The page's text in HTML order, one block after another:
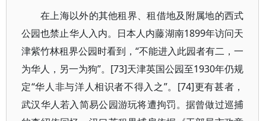
在上海以外的其他租界、租借地及附属地的西式
公园也禁止华人入内。日本人内藤湖南1899年访问天
津紫竹林租界公园时看到，“不能进入此园者有二，一
为华人，另一为狗”。[73]天津英国公园至1930年仍规
定“华人非与洋人相识者不得入之”。[74]更有甚者，
武汉华人若入简易公园游玩将遭拘罚。据曾做过巡捕